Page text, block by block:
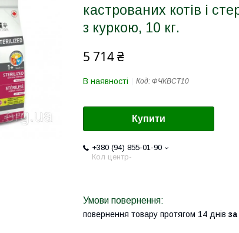
кастрованих котів і
з куркою, 10 кг.
5 714 ₴
В наявності Код: ФЧКВСТ10
Купити
+380 (94) 855-01-90
Кол центр-
повернення товару протягом 14 днів